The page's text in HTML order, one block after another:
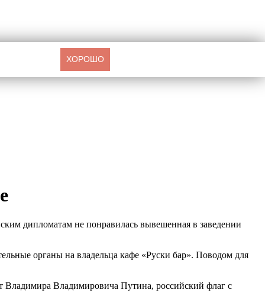
дипломатам не понравилась вывешенная в заведении
органы на владельца кафе «Руски бар». Поводом для
Владимира Владимировича Путина, российский флаг с
ХОРОШО